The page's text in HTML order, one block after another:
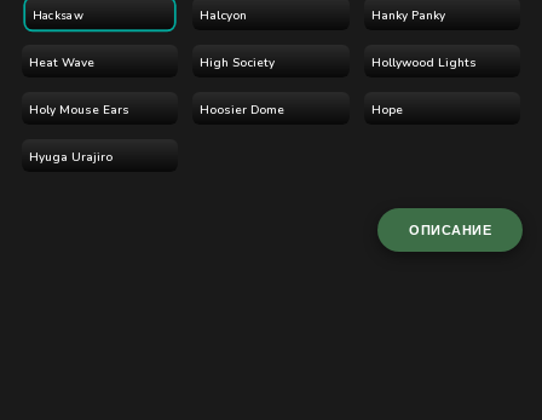
Hacksaw Halcyon Hanky Panky
Heat Wave High Society Hollywood Lights
Holy Mouse Ears Hoosier Dome Hope
Hyuga Urajiro
ОПИСАНИЕ